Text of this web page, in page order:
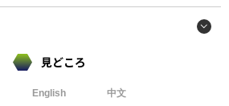
見どころ
English 中文